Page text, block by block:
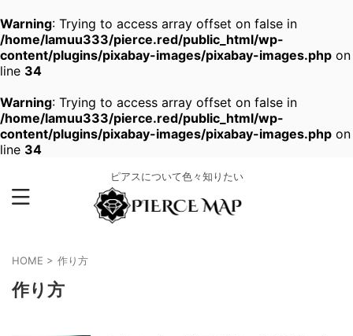
Warning: Trying to access array offset on false in
/home/lamuu333/pierce.red/public_html/wp-
content/plugins/pixabay-images/pixabay-images.php on
line 34
Warning: Trying to access array offset on false in
/home/lamuu333/pierce.red/public_html/wp-
content/plugins/pixabay-images/pixabay-images.php on
line 34
ピアスについて色々知りたい
HOME > 作り方
作り方